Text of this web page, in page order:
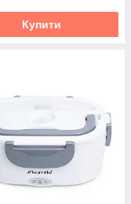
Купити